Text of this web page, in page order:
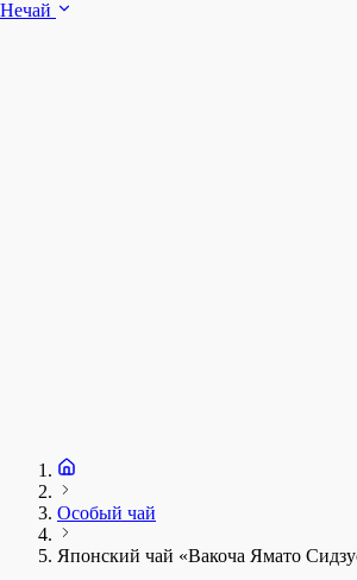
Нечай
Особый чай
Японский чай «Вакоча Ямато